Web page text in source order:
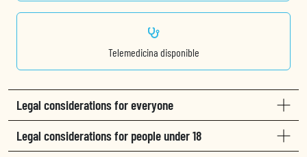
Telemedicina disponible
Legal considerations for everyone
Legal considerations for people under 18